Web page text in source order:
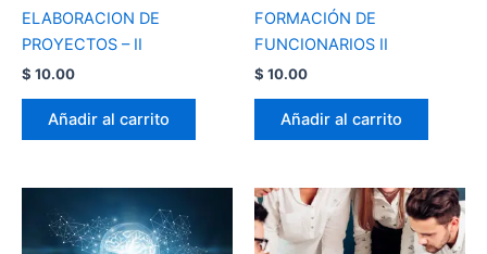
ELABORACION DE
PROYECTOS – II
$ 10.00
Añadir al carrito
FORMACIÓN DE
FUNCIONARIOS II
$ 10.00
Añadir al carrito